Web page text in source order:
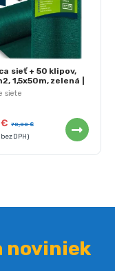
siete
sieť + 50 klipov,
1,5x50m, zelená |
€ 70,00€
DPH)
noviniek